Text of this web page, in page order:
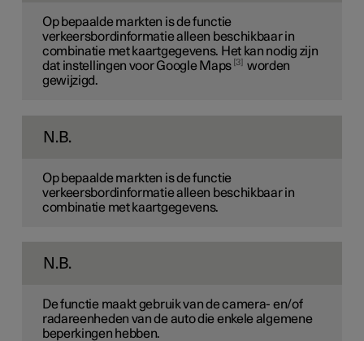
Op bepaalde markten is de functie
verkeersbordinformatie alleen beschikbaar in
combinatie met kaartgegevens. Het kan nodig zijn
dat instellingen voor Google Maps 3
worden
gewijzigd.
N.B.
Op bepaalde markten is de functie
verkeersbordinformatie alleen beschikbaar in
combinatie met kaartgegevens.
N.B.
De functie maakt gebruik van de camera- en/of
radareenheden van de auto die enkele algemene
beperkingen hebben.